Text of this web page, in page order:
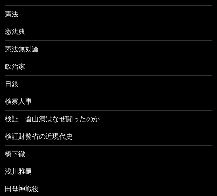
憲法
憲法典
憲法無効論
政治家
日銀
検察人事
検証 倉山満はなぜ闘ったのか
検証財務省の近現代史
橋下徹
浅川雅嗣
田母神戦役